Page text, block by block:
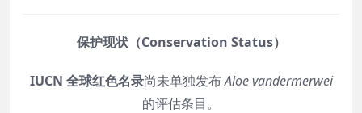
保护现状（Conservation Status）
IUCN 全球红色名录尚未单独发布Aloe vandermerwei
的评估条目。